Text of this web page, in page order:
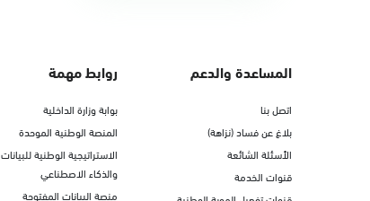
الدمام, الدمام - بنده ضاحية الملك فهد
الأحد - الخميس (08:00-14:30)
التوجه للموقع
المساعدة والدعم
اتصل بنا
بلاغ عن فساد (نزاهة)
الأسئلة الشائعة
قنوات الخدمة
روابط مهمة
بوابة وزارة الداخلية
المنصة الوطنية الموحدة
الاستراتيجية الوطنية للبيانات
والذكاء الاصطناعي
منصة البيانات المفتوحة